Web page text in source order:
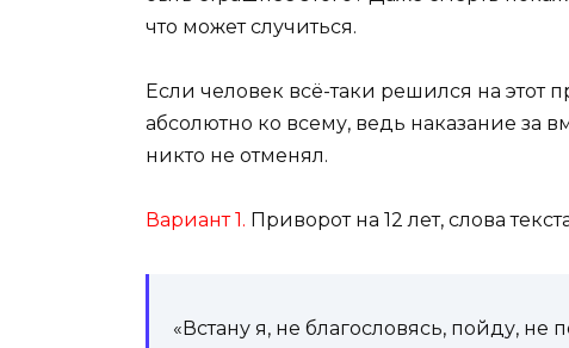
что может случиться.
Если человек всё-таки решился на этот
абсолютно ко всему, ведь наказание за
никто не отменял.
Вариант 1. Приворот на 12 лет, слова
«Встану я, не благословясь, пойду, не